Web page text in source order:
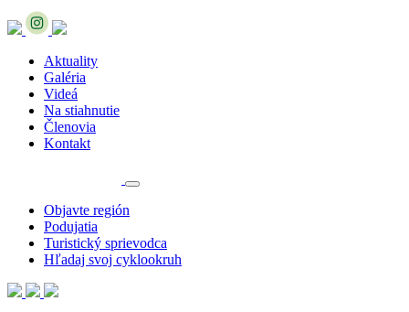
Aktuality
Galéria
Videá
Na stiahnutie
Členovia
Kontakt
Objavte región
Podujatia
Turistický sprievodca
Hľadaj svoj cyklookruh